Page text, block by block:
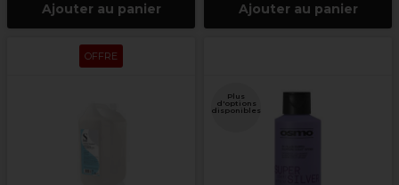
Ajouter au panier Ajouter au panier
OFFRE
Plus
d'options
disponibles